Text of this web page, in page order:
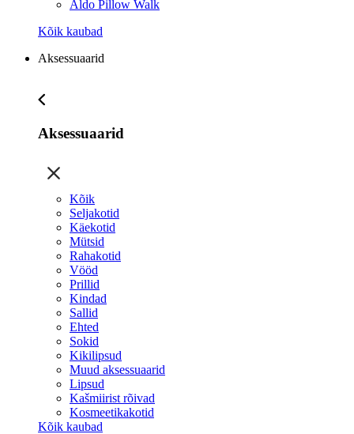
Aldo Pillow Walk
Kõik kaubad
Aksessuaarid
Aksessuaarid
Kõik
Seljakotid
Käekotid
Mütsid
Rahakotid
Vööd
Prillid
Kindad
Sallid
Ehted
Sokid
Kikilipsud
Muud aksessuaarid
Lipsud
Kašmiirist rõivad
Kosmeetikakotid
Kõik kaubad